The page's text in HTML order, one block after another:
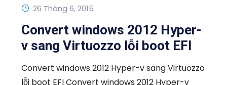
26 Tháng 6, 2015
Convert windows 2012 Hyper-
v sang Virtuozzo lỗi boot EFI
Convert windows 2012 Hyper-v sang Virtuozzo
lỗi boot EFI Convert windows 2012 Hyper-v